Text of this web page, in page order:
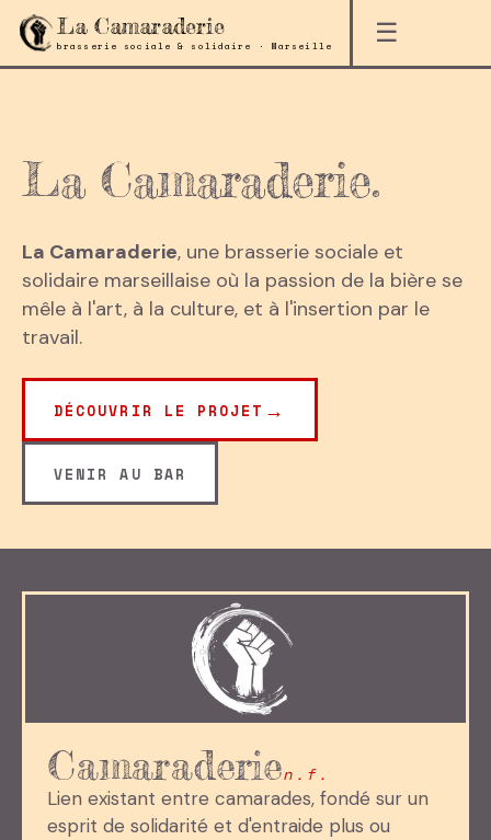
La Camaraderie
brasserie sociale & solidaire · Marseille ☰
La Camaraderie.
La Camaraderie, une brasserie sociale et
solidaire marseillaise où la passion de la bière se
mêle à l'art, à la culture, et à l'insertion par le
travail.
DÉCOUVRIR LE PROJET →
VENIR AU BAR
Camaraderien.f.
Lien existant entre camarades, fondé sur un
esprit de solidarité et d'entraide plus ou